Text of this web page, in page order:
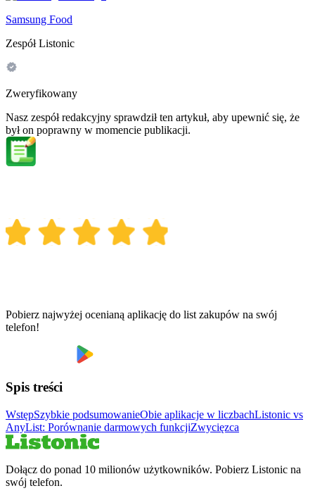
Samsung Food
Zespół Listonic
Zweryfikowany
Nasz zespół redakcyjny sprawdził ten artykuł, aby upewnić się, że
był on poprawny w momencie publikacji.
Pobierz najwyżej ocenianą aplikację do list zakupów na swój
telefon!
Spis treści
WstępSzybkie podsumowanieObie aplikacje w liczbachListonic vs
AnyList: Porównanie darmowych funkcjiZwycięzca
Dołącz do ponad 10 milionów użytkowników. Pobierz Listonic na
swój telefon.